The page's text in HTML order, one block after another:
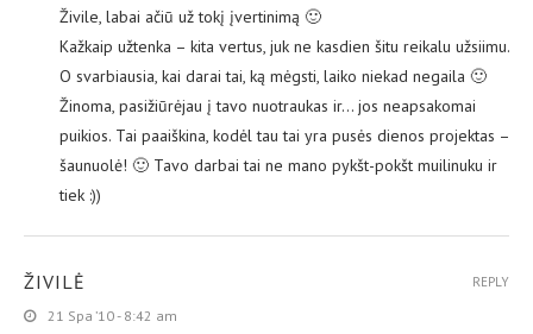
Živile, labai ačiū už tokį įvertinimą 🙂
Kažkaip užtenka – kita vertus, juk ne kasdien šitu reikalu užsiimu.
O svarbiausia, kai darai tai, ką mėgsti, laiko niekad negaila 🙂
Žinoma, pasižiūrėjau į tavo nuotraukas ir… jos neapsakomai
puikios. Tai paaiškina, kodėl tau tai yra pusės dienos projektas –
šaunuolė! 🙂 Tavo darbai tai ne mano pykšt-pokšt muilinuku ir
tiek :))
ŽIVILĖ
21 Spa ’10 - 8:42 am
REPLY